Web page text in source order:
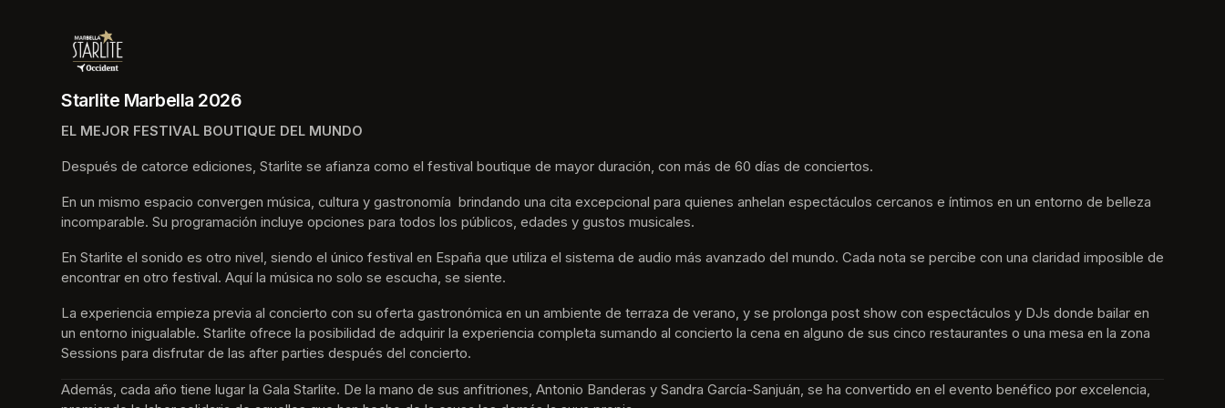
Starlite Marbella 2026
EL MEJOR FESTIVAL BOUTIQUE DEL MUNDO
Después de catorce ediciones, Starlite se afianza como el festival boutique de mayor duración, con más de 60 días de conciertos.
En un mismo espacio convergen música, cultura y gastronomía  brindando una cita excepcional para quienes anhelan espectáculos cercanos e íntimos en un entorno de belleza
incomparable. Su programación incluye opciones para todos los públicos, edades y gustos musicales.
En Starlite el sonido es otro nivel, siendo el único festival en España que utiliza el sistema de audio más avanzado del mundo. Cada nota se percibe con una claridad imposible de
encontrar en otro festival. Aquí la música no solo se escucha, se siente.
La experiencia empieza previa al concierto con su oferta gastronómica en un ambiente de terraza de verano, y se prolonga post show con espectáculos y DJs donde bailar en
un entorno inigualable. Starlite ofrece la posibilidad de adquirir la experiencia completa sumando al concierto la cena en alguno de sus cinco restaurantes o una mesa en la zona
Sessions para disfrutar de las after parties después del concierto.
Además, cada año tiene lugar la Gala Starlite. De la mano de sus anfitriones, Antonio Banderas y Sandra García-Sanjuán, se ha convertido en el evento benéfico por excelencia,